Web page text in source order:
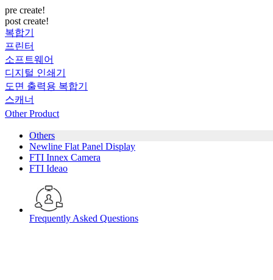
pre create!
post create!
복합기
프린터
소프트웨어
디지털 인쇄기
도면 출력용 복합기
스캐너
Other Product
Others
Newline Flat Panel Display
FTI Innex Camera
FTI Ideao
Frequently Asked Questions